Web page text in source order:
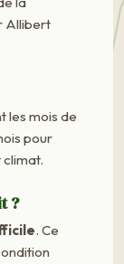
Allibert
les mois de
pour
?
. Ce